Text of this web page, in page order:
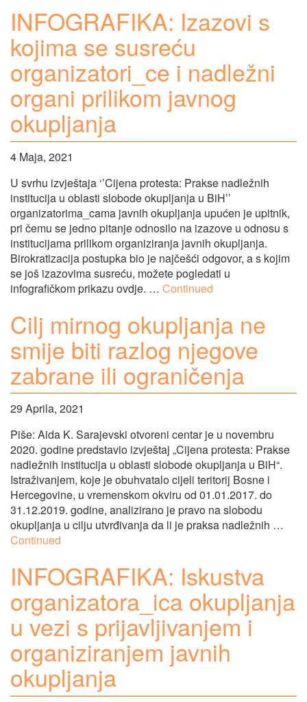
INFOGRAFIKA: Izazovi s
kojima se susreću
organizatori_ce i nadležni
organi prilikom javnog
okupljanja
4 Maja, 2021
U svrhu izvještaja ‘’Cijena protesta: Prakse nadležnih
institucija u oblasti slobode okupljanja u BiH’’
organizatorima_cama javnih okupljanja upućen je upitnik,
pri čemu se jedno pitanje odnosilo na izazove u odnosu s
institucijama prilikom organiziranja javnih okupljanja.
Birokratizacija postupka bio je najčešći odgovor, a s kojim
se još izazovima susreću, možete pogledati u
infografičkom prikazu ovdje. … Continued
Cilj mirnog okupljanja ne
smije biti razlog njegove
zabrane ili ograničenja
29 Aprila, 2021
Piše: Aida K. Sarajevski otvoreni centar je u novembru
2020. godine predstavio izvještaj „Cijena protesta: Prakse
nadležnih institucija u oblasti slobode okupljanja u BiH“.
Istraživanjem, koje je obuhvatalo cijeli teritorij Bosne i
Hercegovine, u vremenskom okviru od 01.01.2017. do
31.12.2019. godine, analizirano je pravo na slobodu
okupljanja u cilju utvrđivanja da li je praksa nadležnih …
Continued
INFOGRAFIKA: Iskustva
organizatora_ica okupljanja
u vezi s prijavljivanjem i
organiziranjem javnih
okupljanja